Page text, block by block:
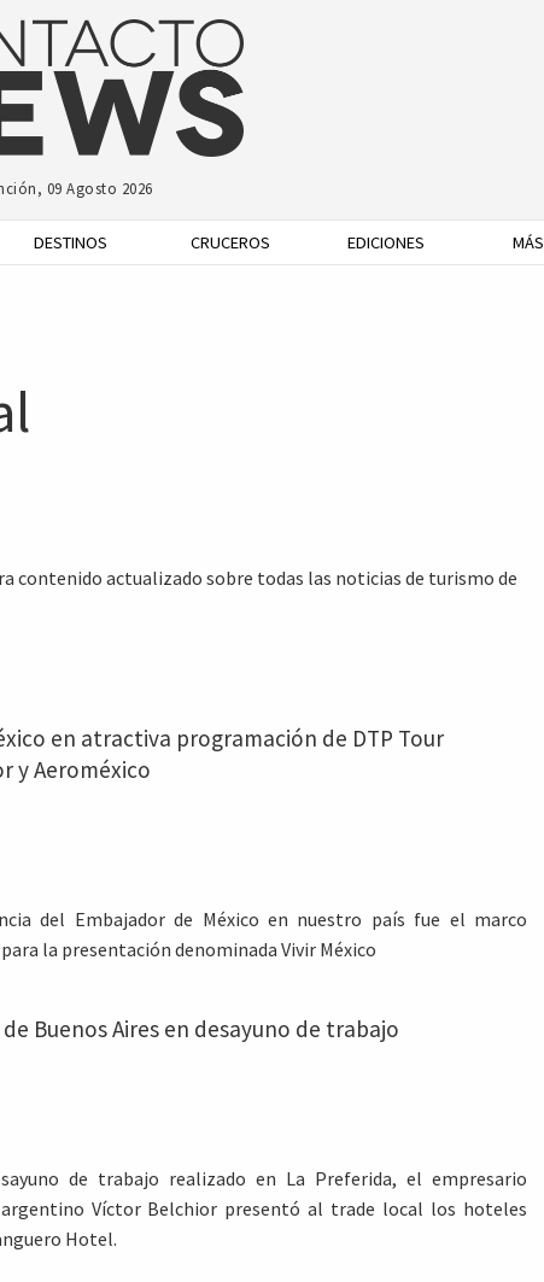
09 Agosto 2026
DESTINOS CRUCEROS EDICIONES MÁS
contenido actualizado sobre todas las noticias de turismo de
en atractiva programación de DTP Tour
y Aeroméxico
del Embajador de México en nuestro país fue el marco
la presentación denominada Vivir México
Buenos Aires en desayuno de trabajo
de trabajo realizado en La Preferida, el empresario
Víctor Belchior presentó al trade local los hoteles
Hotel.